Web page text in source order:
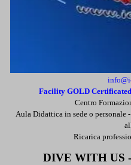
Facility GOLD Certificated
Centro
Aula Didattica in sede o personale -
Ricarica
DIVE WITH US -